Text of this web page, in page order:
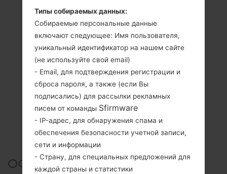
ОФИЦИАЛЬНАЯ ПРОШИВКА
Типы собираемых данных:
Собираемые персональные данные
включают следующее: Имя пользователя,
уникальный идентификатор на нашем сайте
(не используйте свой email)
- Email, для подтверждения регистрации и
сброса пароля, а также (если Вы
подписались) для рассылки рекламных
писем от команды Sfirmware
- IP-адрес, для обнаружения спама и
обеспечения безопасности учетной записи,
сети и информации
- Страну, для специальных предложений для
каждой страны и статистики